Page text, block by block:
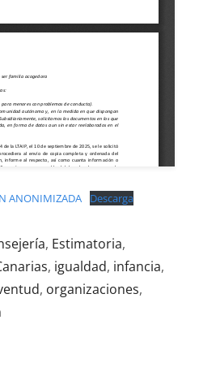
ANONIMIZADA Descarga
, Estimatoria,
, igualdad, infancia,
, organizaciones,